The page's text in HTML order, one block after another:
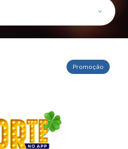
Promoção